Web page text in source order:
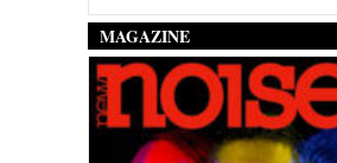
MAGAZINE